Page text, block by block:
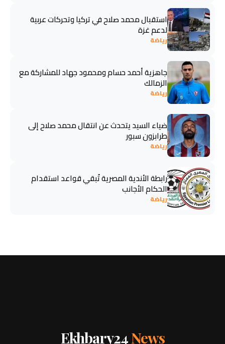
استقبال محمد صلاح في تركيا وتحركات عربية
لدعم غزة
رياضة
جاهزية أحمد حسام ومحمود جهاد للمشاركة مع
الزمالك
رياضة
ضياء السيد يتحدث عن انتقال محمد صلاح إلى
طرابزون سبور
رياضة
رابطة الأندية المصرية تُبقي قواعد استقدام
الحكام الأجانب
رياضة
Ekhbary24News